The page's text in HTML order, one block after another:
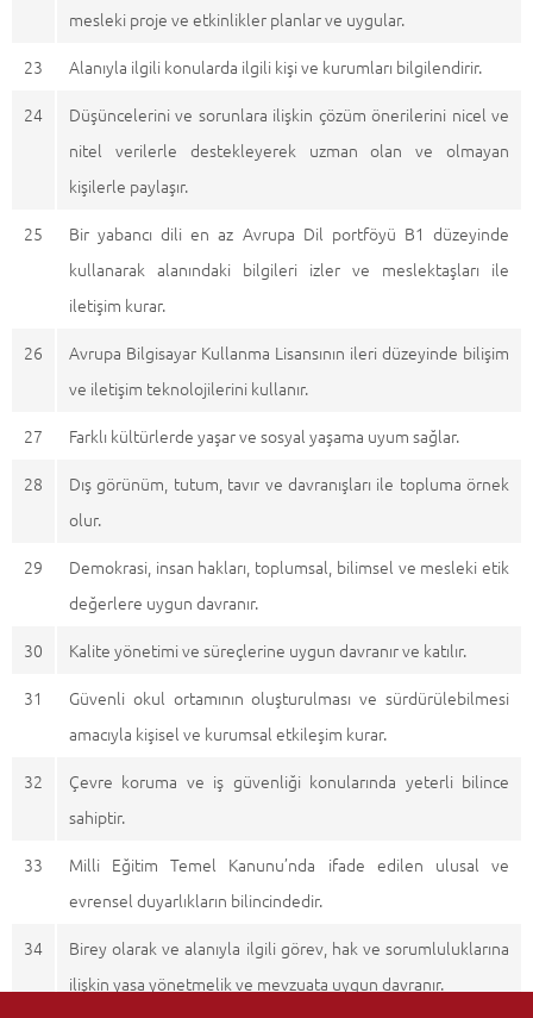
mesleki proje ve etkinlikler planlar ve uygular.
23
Alanıyla ilgili konularda ilgili kişi ve kurumları bilgilendirir.
24
Düşüncelerini ve sorunlara ilişkin çözüm önerilerini nicel ve
nitel verilerle destekleyerek uzman olan ve olmayan
kişilerle paylaşır.
25
Bir yabancı dili en az Avrupa Dil portföyü B1 düzeyinde
kullanarak alanındaki bilgileri izler ve meslektaşları ile
iletişim kurar.
26
Avrupa Bilgisayar Kullanma Lisansının ileri düzeyinde bilişim
ve iletişim teknolojilerini kullanır.
27
Farklı kültürlerde yaşar ve sosyal yaşama uyum sağlar.
28
Dış görünüm, tutum, tavır ve davranışları ile topluma örnek
olur.
29
Demokrasi, insan hakları, toplumsal, bilimsel ve mesleki etik
değerlere uygun davranır.
30
Kalite yönetimi ve süreçlerine uygun davranır ve katılır.
31
Güvenli okul ortamının oluşturulması ve sürdürülebilmesi
amacıyla kişisel ve kurumsal etkileşim kurar.
32
Çevre koruma ve iş güvenliği konularında yeterli bilince
sahiptir.
33
Milli Eğitim Temel Kanunu’nda ifade edilen ulusal ve
evrensel duyarlıkların bilincindedir.
34
Birey olarak ve alanıyla ilgili görev, hak ve sorumluluklarına
ilişkin yasa yönetmelik ve mevzuata uygun davranır.